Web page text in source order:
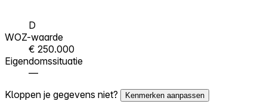
D
WOZ-waarde
€ 250.000
Eigendomssituatie
—
Kloppen je gegevens niet?
Kenmerken aanpassen